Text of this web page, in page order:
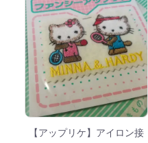
【アップリケ】アイロン接